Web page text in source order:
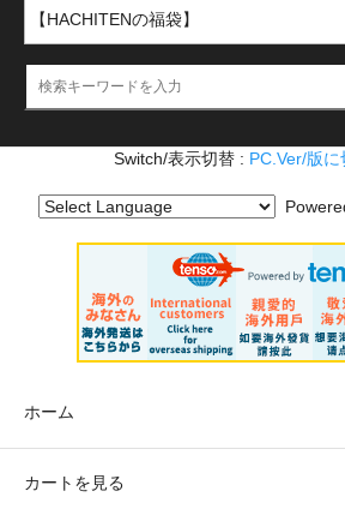
Switch/表示切替 : PC.Ver/版に
ホーム
カートを見る